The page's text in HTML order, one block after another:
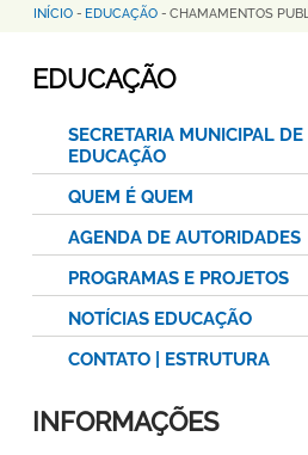
Trilha
de
INÍCIO - EDUCAÇÃO - CHAMAMENTOS
EDUCAÇÃO
SECRETARIA MUNICIPAL DE
EDUCAÇÃO
QUEM É QUEM
AGENDA DE AUTORIDADES
PROGRAMAS E PROJETOS
NOTÍCIAS EDUCAÇÃO
CONTATO | ESTRUTURA
INFORMAÇÕES